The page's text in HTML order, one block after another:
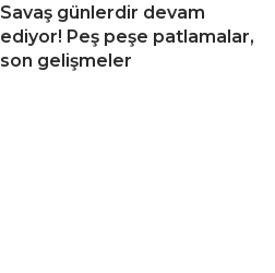
Savaş günlerdir devam
ediyor! Peş peşe patlamalar,
son gelişmeler